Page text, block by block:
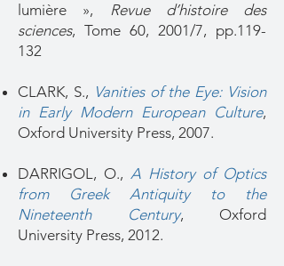
lumière », Revue d’histoire des
sciences, Tome 60, 2001/7, pp.119-
132
CLARK, S., Vanities of the Eye: Vision
in Early Modern European Culture,
Oxford University Press, 2007.
DARRIGOL, O., A History of Optics
from Greek Antiquity to the
Nineteenth Century, Oxford
University Press, 2012.